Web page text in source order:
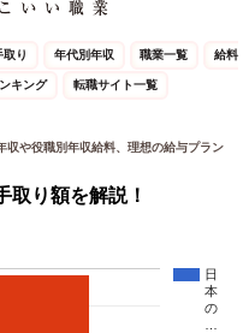
取り 年代別年収 職業一覧 給料
キング 転職サイト一覧
や役職別年収給料、理想の給与プラン
取り額を解説！
日
本
の